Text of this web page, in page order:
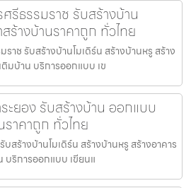
รีธรรมราช รับสร้างบ้าน
ร้างบ้านราคาถูก ทั่วไทย
าช รับสร้างบ้านโมเดิร์น สร้างบ้านหรู สร้าง
มบ้าน บริการออกแบบ เข
ระยอง รับสร้างบ้าน ออกแบบ
ราคาถูก ทั่วไทย
บสร้างบ้านโมเดิร์น สร้างบ้านหรู สร้างอาคาร
บริการออกแบบ เขียนแ